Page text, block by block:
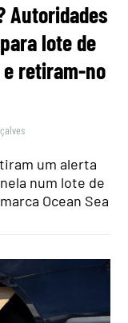
Autoridades
lote de
e retiram-no
um alerta
num lote de
Ocean Sea